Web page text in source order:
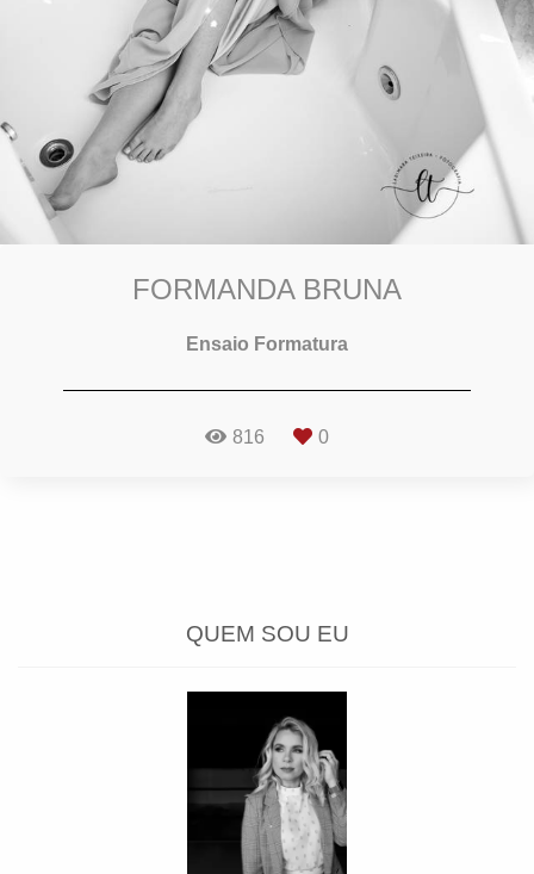
FORMANDA BRUNA
Ensaio Formatura
816 0
QUEM SOU EU